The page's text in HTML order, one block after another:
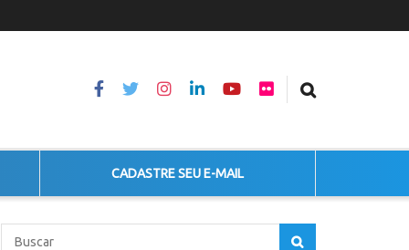
CADASTRE SEU E-MAIL